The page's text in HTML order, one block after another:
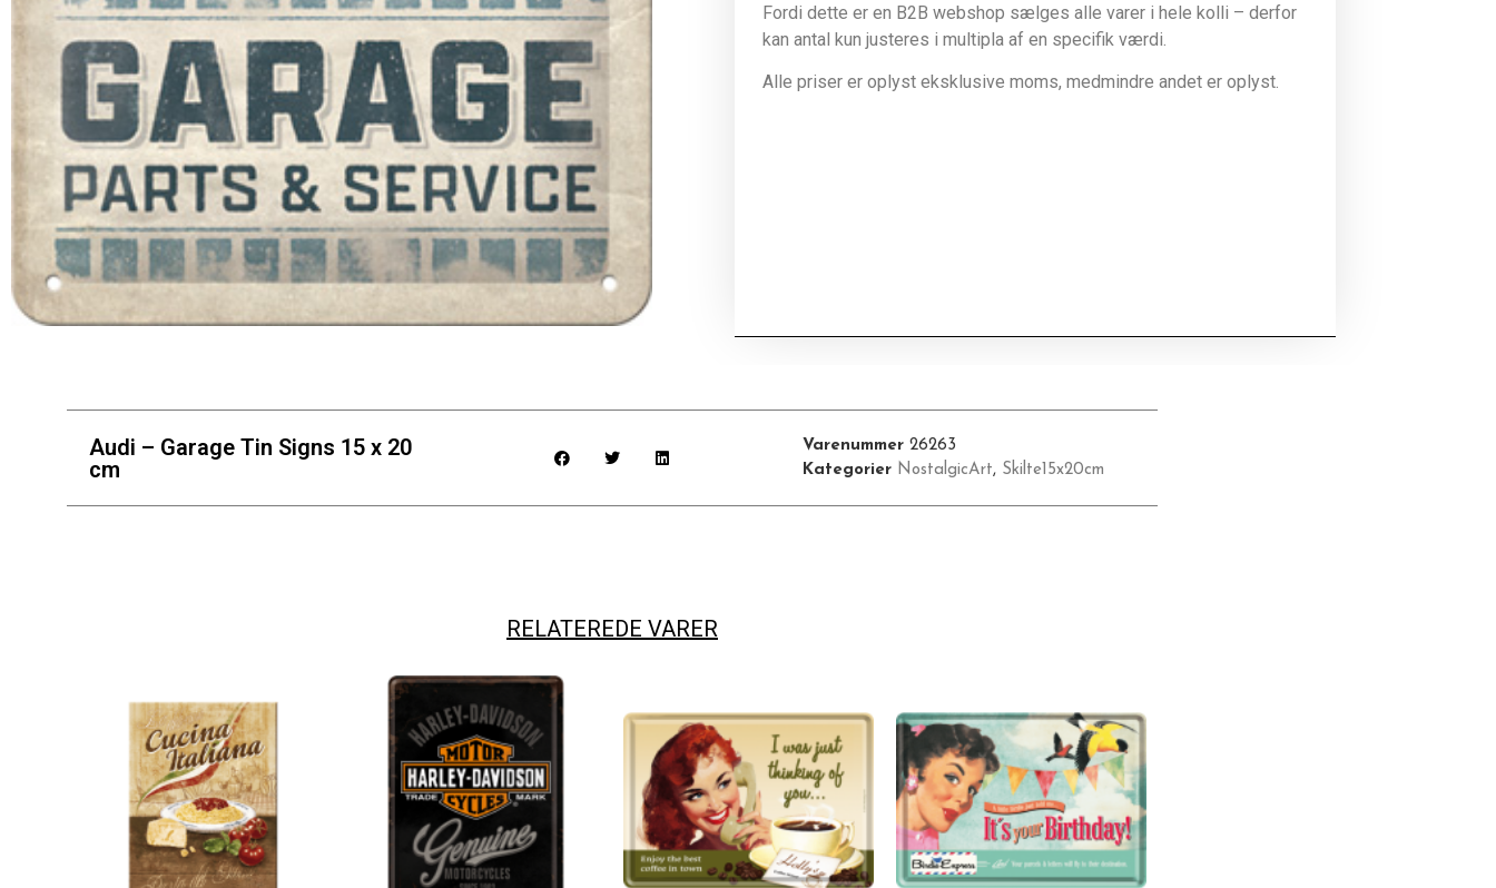
Fordi dette er en B2B webshop sælges alle varer i hele kolli – derfor
kan antal kun justeres i multipla af en specifik værdi.
Alle priser er oplyst eksklusive moms, medmindre andet er oplyst.
Audi – Garage Tin Signs 15 x 20
cm
Varenummer 26263
Kategorier NostalgicArt, Skilte15x20cm
RELATEREDE VARER